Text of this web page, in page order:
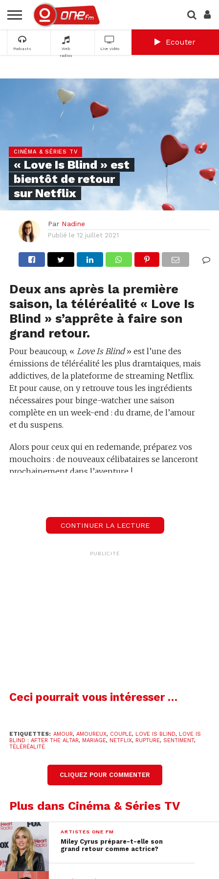
Podcasts
Web
radios
Live vidéo
Ecouter
CINÉMA & SÉRIES TV
« Love Is Blind » est
bientôt de retour
sur Netflix
Par Nadine
Publié le 12 juillet 2021
Deux ans après la première
saison, la téléréalité « Love Is
Blind » s’apprête à faire son
grand retour.
Pour beaucoup, « Love Is Blind» est l’une des
émissions de téléréalité les plus dramtaiques, mais
addictives, de la plateforme de streaming Netflix.
Et pour cause, on y retrouve tous les ingrédients
nécessaires pour binge-watcher une saison
complète en un week-end : du drame, de l’amour
et du suspens.
Alors pour ceux qui en redemande, préparez vos
mouchoirs : de nouveaux célibataires se lanceront
prochainement dans l’aventure !
Une publication partagée par Love is Blind (@loveisblindnetflix)
Mais avant de découvrir de
nouveaux épisodes, Netflix
nous propose une réunion en
CONTINUER LA LECTURE
PUBLICITÉ
Ceci pourrait vous intéresser …
ETIQUETTES: AMOUR, AMOUREUX, COUPLE, LOVE IS BLIND, LOVE IS
BLIND : AFTER THE ALTAR, MARIAGE, NETFLIX, RUPTURE, SENTIMENT,
TÉLÉRÉALITÉ
CLIQUEZ POUR COMMENTER
Plus dans Cinéma & Séries TV
ARTISTES ONE FM
Miley Cyrus prépare-t-elle son
grand retour comme actrice?